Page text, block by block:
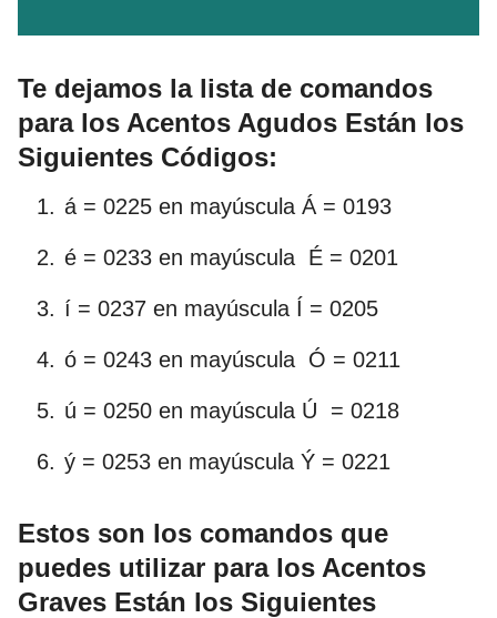
Te dejamos la lista de comandos
para los Acentos Agudos Están los
Siguientes Códigos:
á = 0225 en mayúscula Á = 0193
é = 0233 en mayúscula É = 0201
í = 0237 en mayúscula Í = 0205
ó = 0243 en mayúscula Ó = 0211
ú = 0250 en mayúscula Ú = 0218
ý = 0253 en mayúscula Ý = 0221
Estos son los comandos que
puedes utilizar para los Acentos
Graves Están los Siguientes